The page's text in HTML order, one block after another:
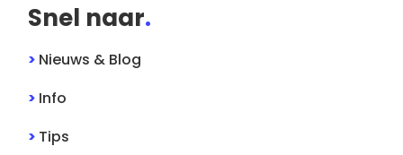
Snel naar.
> Nieuws & Blog
> Info
> Tips